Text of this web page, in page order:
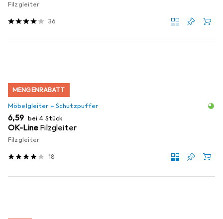
Filzgleiter
36
MENGENRABATT
Möbelgleiter + Schutzpuffer
EUR
6,59 bei 4 Stück
OK-Line Filzgleiter
Filzgleiter
18